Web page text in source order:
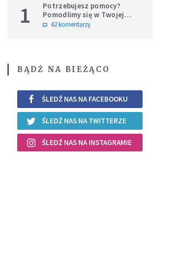
1
Potrzebujesz pomocy?
Pomodlimy się w Twojej
intencji
62 komentarzy
BĄDŹ NA BIEŻĄCO
ŚLEDŹ NAS NA FACEBOOKU
ŚLEDŹ NAS NA TWITTERZE
ŚLEDŹ NAS NA INSTAGRAMIE